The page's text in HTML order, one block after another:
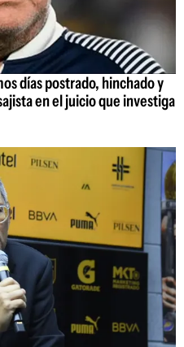
días postrado, hinchado y
en el juicio que investiga